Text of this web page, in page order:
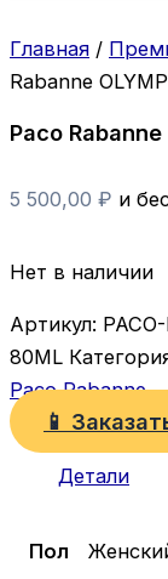
Главная /
Rabanne
Paco
5 500,00 ₽ и
Нет в наличии
Артикул:
80ML
Paco Rabanne
📱
Детали
Пол